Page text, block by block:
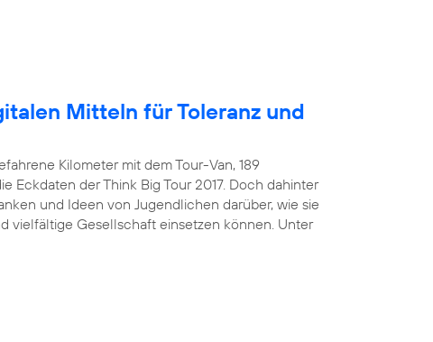
Mitteln für Toleranz und
Kilometer mit dem Tour-Van, 189
Eckdaten der Think Big Tour 2017. Doch dahinter
und Ideen von Jugendlichen darüber, wie sie
vielfältige Gesellschaft einsetzen können. Unter